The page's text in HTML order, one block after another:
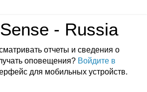
- Russia
отчеты и сведения о
оповещения? Войдите в
для мобильных устройств.